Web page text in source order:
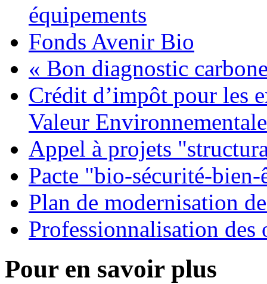
équipements
Fonds Avenir Bio
« Bon diagnostic
Crédit d’impôt pour les
Valeur Environnementale
Appel à projets
Pacte "bio-sécurité-
Plan de modernisation
Professionnalisation des
Pour en savoir plus